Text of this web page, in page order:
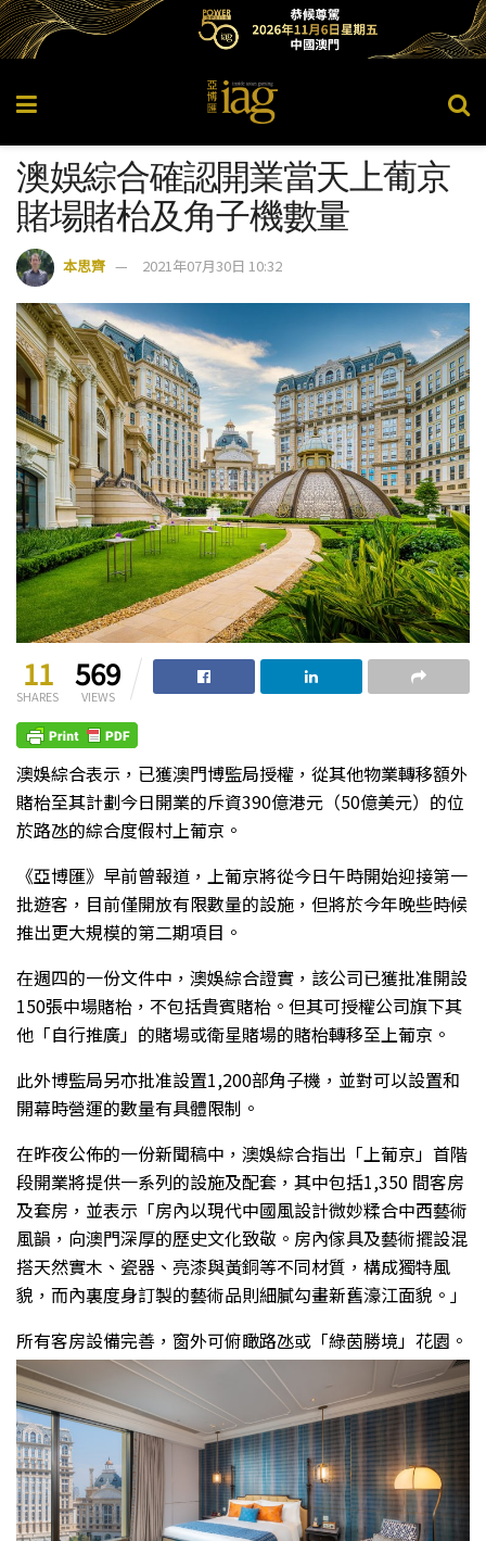
澳娛綜合確認開業當天上葡京
賭場賭枱及角子機數量
本思齊 2021年07月30日 10:32
11
SHARES
569
VIEWS
澳娛綜合表示，已獲澳門博監局授權，從其他物業轉移額外
賭枱至其計劃今日開業的斥資390億港元（50億美元）的位
於路氹的綜合度假村上葡京。
《亞博匯》早前曾報道，上葡京將從今日午時開始迎接第一
批遊客，目前僅開放有限數量的設施，但將於今年晚些時候
推出更大規模的第二期項目。
在週四的一份文件中，澳娛綜合證實，該公司已獲批准開設
150張中場賭枱，不包括貴賓賭枱。但其可授權公司旗下其
他「自行推廣」的賭場或衛星賭場的賭枱轉移至上葡京。
此外博監局另亦批准設置1,200部角子機，並對可以設置和
開幕時營運的數量有具體限制。
在昨夜公佈的一份新聞稿中，澳娛綜合指出「上葡京」首階
段開業將提供一系列的設施及配套，其中包括1,350 間客房
及套房，並表示「房內以現代中國風設計微妙糅合中西藝術
風韻，向澳門深厚的歷史文化致敬。房內傢具及藝術擺設混
搭天然實木、瓷器、亮漆與黃銅等不同材質，構成獨特風
貌，而內裏度身訂製的藝術品則細膩勾畫新舊濠江面貌。」
所有客房設備完善，窗外可俯瞰路氹或「綠茵勝境」花園。